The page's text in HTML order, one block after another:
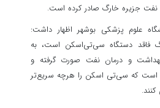
نفت جزیره خارگ صادر کرده است.
علوم پزشکی بوشهر اظهار داشت:
فاقد دستگاه سی‌تی‌اسکن است، به
و درمان نفت صورت گرفته و
است که سی‌تی اسکن را هرچه سریع‌تر